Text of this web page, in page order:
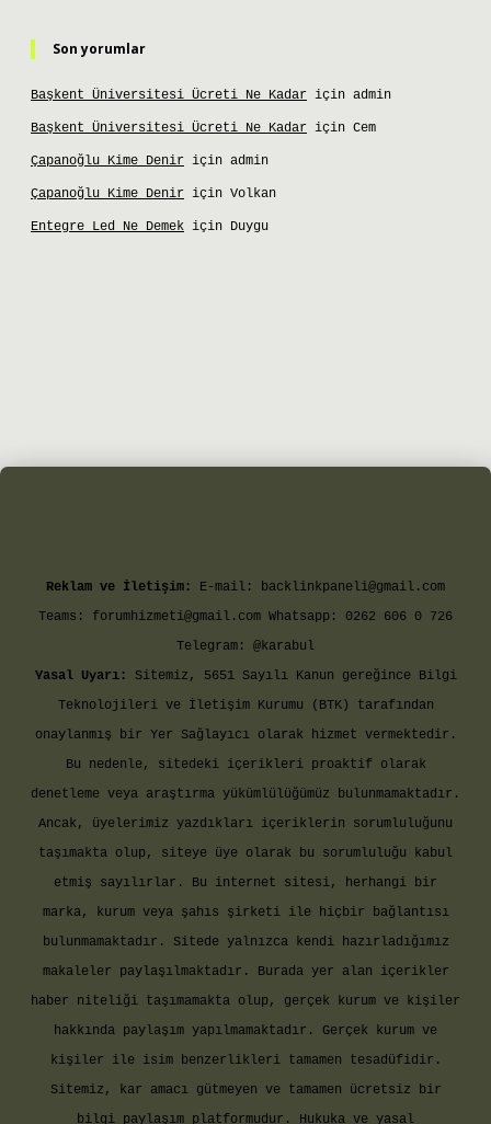
Son yorumlar
Başkent Üniversitesi Ücreti Ne Kadar için admin
Başkent Üniversitesi Ücreti Ne Kadar için Cem
Çapanoğlu Kime Denir için admin
Çapanoğlu Kime Denir için Volkan
Entegre Led Ne Demek için Duygu
giriş
Reklam ve İletişim: E-mail: backlinkpaneli@gmail.com
Teams: forumhizmeti@gmail.com Whatsapp: 0262 606 0 726
Telegram: @karabul
Yasal Uyarı:
Sitemiz, 5651 Sayılı Kanun gereğince Bilgi
Teknolojileri ve İletişim Kurumu (BTK) tarafından
onaylanmış bir Yer Sağlayıcı olarak hizmet vermektedir.
Bu nedenle, sitedeki içerikleri proaktif olarak
denetleme veya araştırma yükümlülüğümüz bulunmamaktadır.
Ancak, üyelerimiz yazdıkları içeriklerin sorumluluğunu
taşımakta olup, siteye üye olarak bu sorumluluğu kabul
etmiş sayılırlar. Bu internet sitesi, herhangi bir
marka, kurum veya şahıs şirketi ile hiçbir bağlantısı
bulunmamaktadır. Sitede yalnızca kendi hazırladığımız
makaleler paylaşılmaktadır. Burada yer alan içerikler
haber niteliği taşımamakta olup, gerçek kurum ve kişiler
hakkında paylaşım yapılmamaktadır. Gerçek kurum ve
kişiler ile isim benzerlikleri tamamen tesadüfidir.
Sitemiz, kar amacı gütmeyen ve tamamen ücretsiz bir
bilgi paylaşım platformudur. Hukuka ve yasal